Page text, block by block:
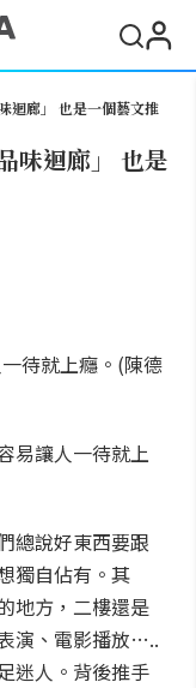
迴廊」 也是一個藝文推
味迴廊」 也是
易讓人一待就上
總說好東西要跟
獨自佔有。其
地方，二樓還是
演、電影播放…..
迷人。背後推手